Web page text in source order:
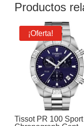
Productos
¡Oferta!
Tissot PR 100 Sport